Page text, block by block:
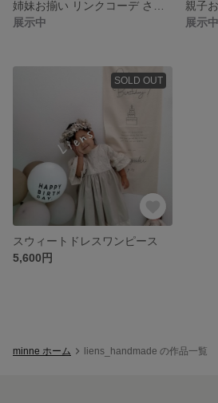
展示中
展示中
SOLD OUT
スウィートドレスワンピース
5,600円
minne ホーム liens_handmade の作品一覧